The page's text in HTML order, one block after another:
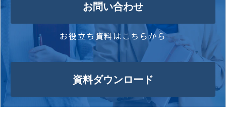
お問い合わせ
お役立ち資料はこちらから
資料ダウンロード